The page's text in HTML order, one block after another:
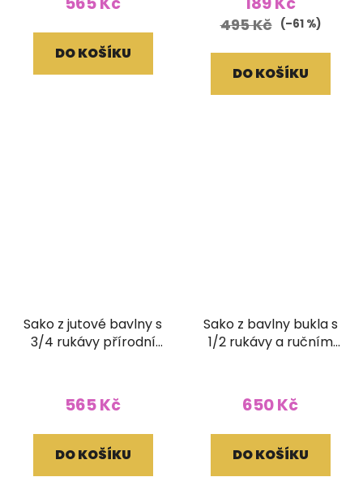
DO KOŠÍKU
495 Kč (–61 %)
DO KOŠÍKU
Sako z jutové bavlny s
3/4 rukávy přírodní
565 Kč
DO KOŠÍKU
Sako z bavlny bukla s
1/2 rukávy a ručním
650 Kč
DO KOŠÍKU